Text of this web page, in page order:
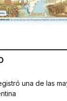
una de las